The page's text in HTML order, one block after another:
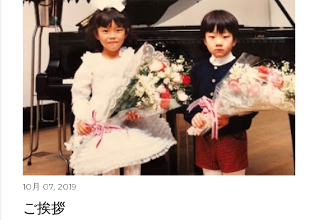
10月 07, 2019
ご挨拶